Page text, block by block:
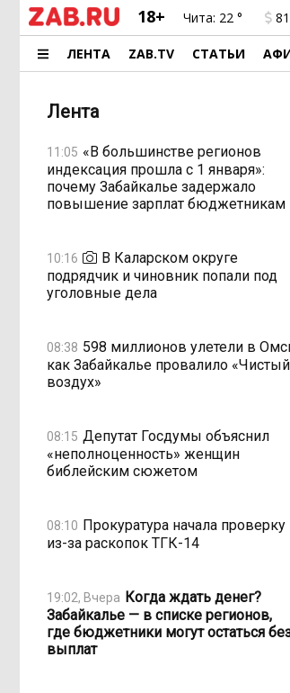
18+ Чита: 22 °
ЛЕНТА ZAB.TV СТАТЬИ
Лента
11:05 «В большинстве регионов
индексация прошла с 1 января»:
почему Забайкалье задержало
повышение зарплат бюджетникам
10:16
В Каларском округе
подрядчик и чиновник попали под
уголовные дела
08:38 598 миллионов улетели в
как Забайкалье провалило «Чистый
воздух»
08:15 Депутат Госдумы объяснил
«неполноценность» женщин
библейским сюжетом
08:10 Прокуратура начала проверку
из-за раскопок ТГК-14
19:02, Вчера Когда ждать денег?
Забайкалье — в списке регионов,
где бюджетники могут остаться
выплат